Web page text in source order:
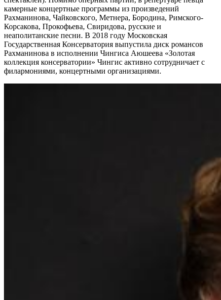
камерные концертные программы из произведений
Рахманинова, Чайковского, Метнера, Бородина, Римского-
Корсакова, Прокофьева, Свиридова, русские и
неаполитанские песни. В 2018 году Московская
Государственная Консерватория выпустила диск романсов
Рахманинова в исполнении Чингиса Аюшеева «Золотая
коллекция консерватории» Чингис активно сотрудничает с
филармониями, концертными организациями.